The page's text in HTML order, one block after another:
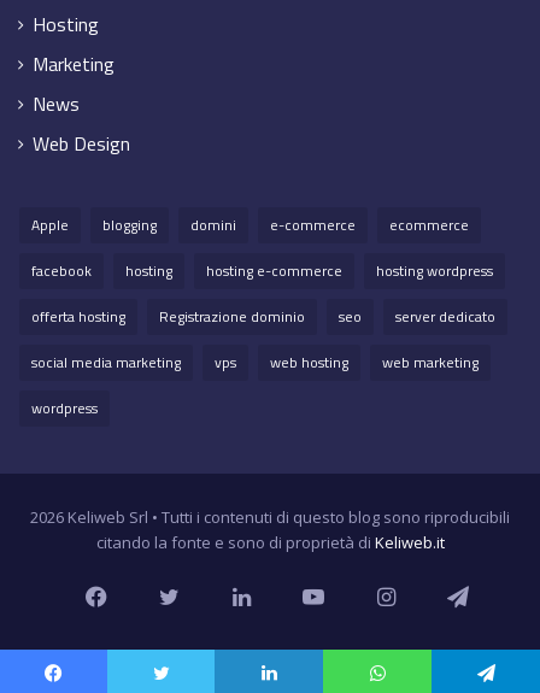
Hosting
Marketing
News
Web Design
Apple blogging domini e-commerce
ecommerce
facebook
hosting hosting e-commerce
hosting wordpress
offerta hosting
Registrazione dominio seo
server dedicato
social media marketing
vps web hosting
web marketing
wordpress
2026 Keliweb Srl • Tutti i contenuti di questo blog sono riproducibili
citando la fonte e sono di proprietà di Keliweb.it
FacebookTwitterLinkedInYouTubeInstagram